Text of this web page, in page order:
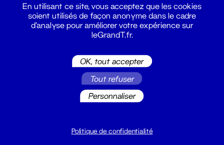
Du lundi au vendredi 14h → 18h
En utilisant ce site, vous acceptez que les cookies
soient utilisés de façon anonyme dans le cadre
d'analyse pour améliorer votre expérience sur
leGrandT.fr.
OK, tout accepter
Tout refuser
Personnaliser
Politique de confidentialité